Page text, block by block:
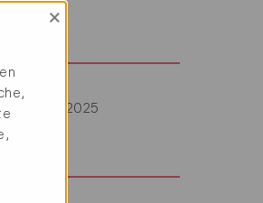
P
28.8.2025
×